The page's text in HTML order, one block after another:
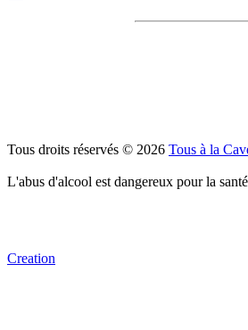
Tous droits réservés © 2026 Tous à la
L'abus d'alcool est dangereux pour la
Creation